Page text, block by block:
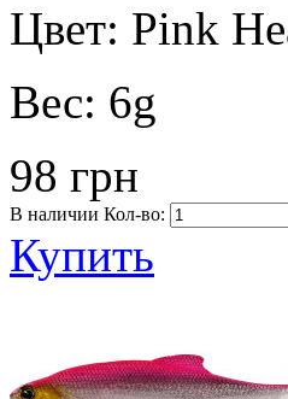
Цвет: Pink
Вес: 6g
98 грн
В наличии Кол-во:
Купить